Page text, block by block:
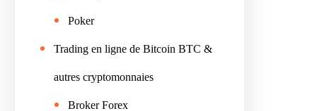
Poker
Trading en ligne de Bitcoin BTC &
autres cryptomonnaies
Broker Forex